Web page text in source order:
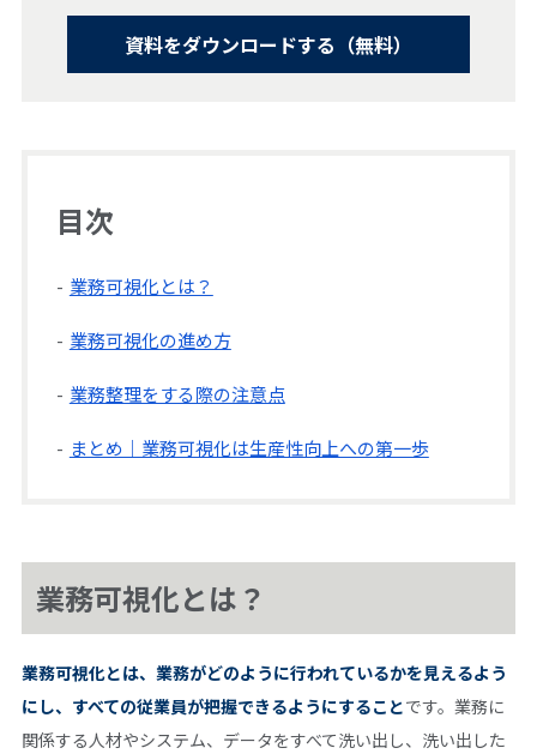
資料をダウンロードする（無料）
目次
業務可視化とは？
業務可視化の進め方
業務整理をする際の注意点
まとめ｜業務可視化は生産性向上への第一歩
業務可視化とは？
業務可視化とは、業務がどのように行われているかを見えるよう
にし、すべての従業員が把握できるようにすることです。業務に
関係する人材やシステム、データをすべて洗い出し、洗い出した